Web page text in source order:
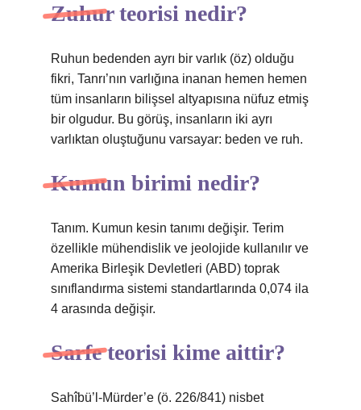
Zuhur teorisi nedir?
Ruhun bedenden ayrı bir varlık (öz) olduğu
fikri, Tanrı’nın varlığına inanan hemen hemen
tüm insanların bilişsel altyapısına nüfuz etmiş
bir olgudur. Bu görüş, insanların iki ayrı
varlıktan oluştuğunu varsayar: beden ve ruh.
Kumun birimi nedir?
Tanım. Kumun kesin tanımı değişir. Terim
özellikle mühendislik ve jeolojide kullanılır ve
Amerika Birleşik Devletleri (ABD) toprak
sınıflandırma sistemi standartlarında 0,074 ila
4 arasında değişir.
Sarfe teorisi kime aittir?
Sahîbü’l-Mürder’e (ö. 226/841) nisbet